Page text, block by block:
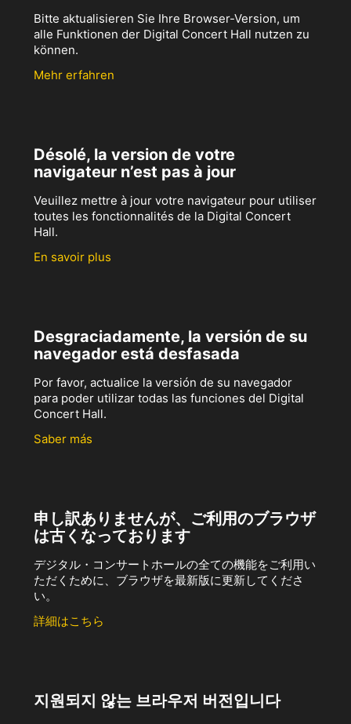
Bitte aktualisieren Sie Ihre Browser-Version, um
alle Funktionen der Digital Concert Hall nutzen zu
können.
Mehr erfahren
Désolé, la version de votre
navigateur n’est pas à jour
Veuillez mettre à jour votre navigateur pour utiliser
toutes les fonctionnalités de la Digital Concert
Hall.
En savoir plus
Desgraciadamente, la versión de su
navegador está desfasada
Por favor, actualice la versión de su navegador
para poder utilizar todas las funciones del Digital
Concert Hall.
Saber más
申し訳ありませんが、ご利用のブラウザ
は古くなっております
デジタル・コンサートホールの全ての機能をご利用い
ただくために、ブラウザを最新版に更新してくださ
い。
詳細はこちら
지원되지 않는 브라우저 버전입니다